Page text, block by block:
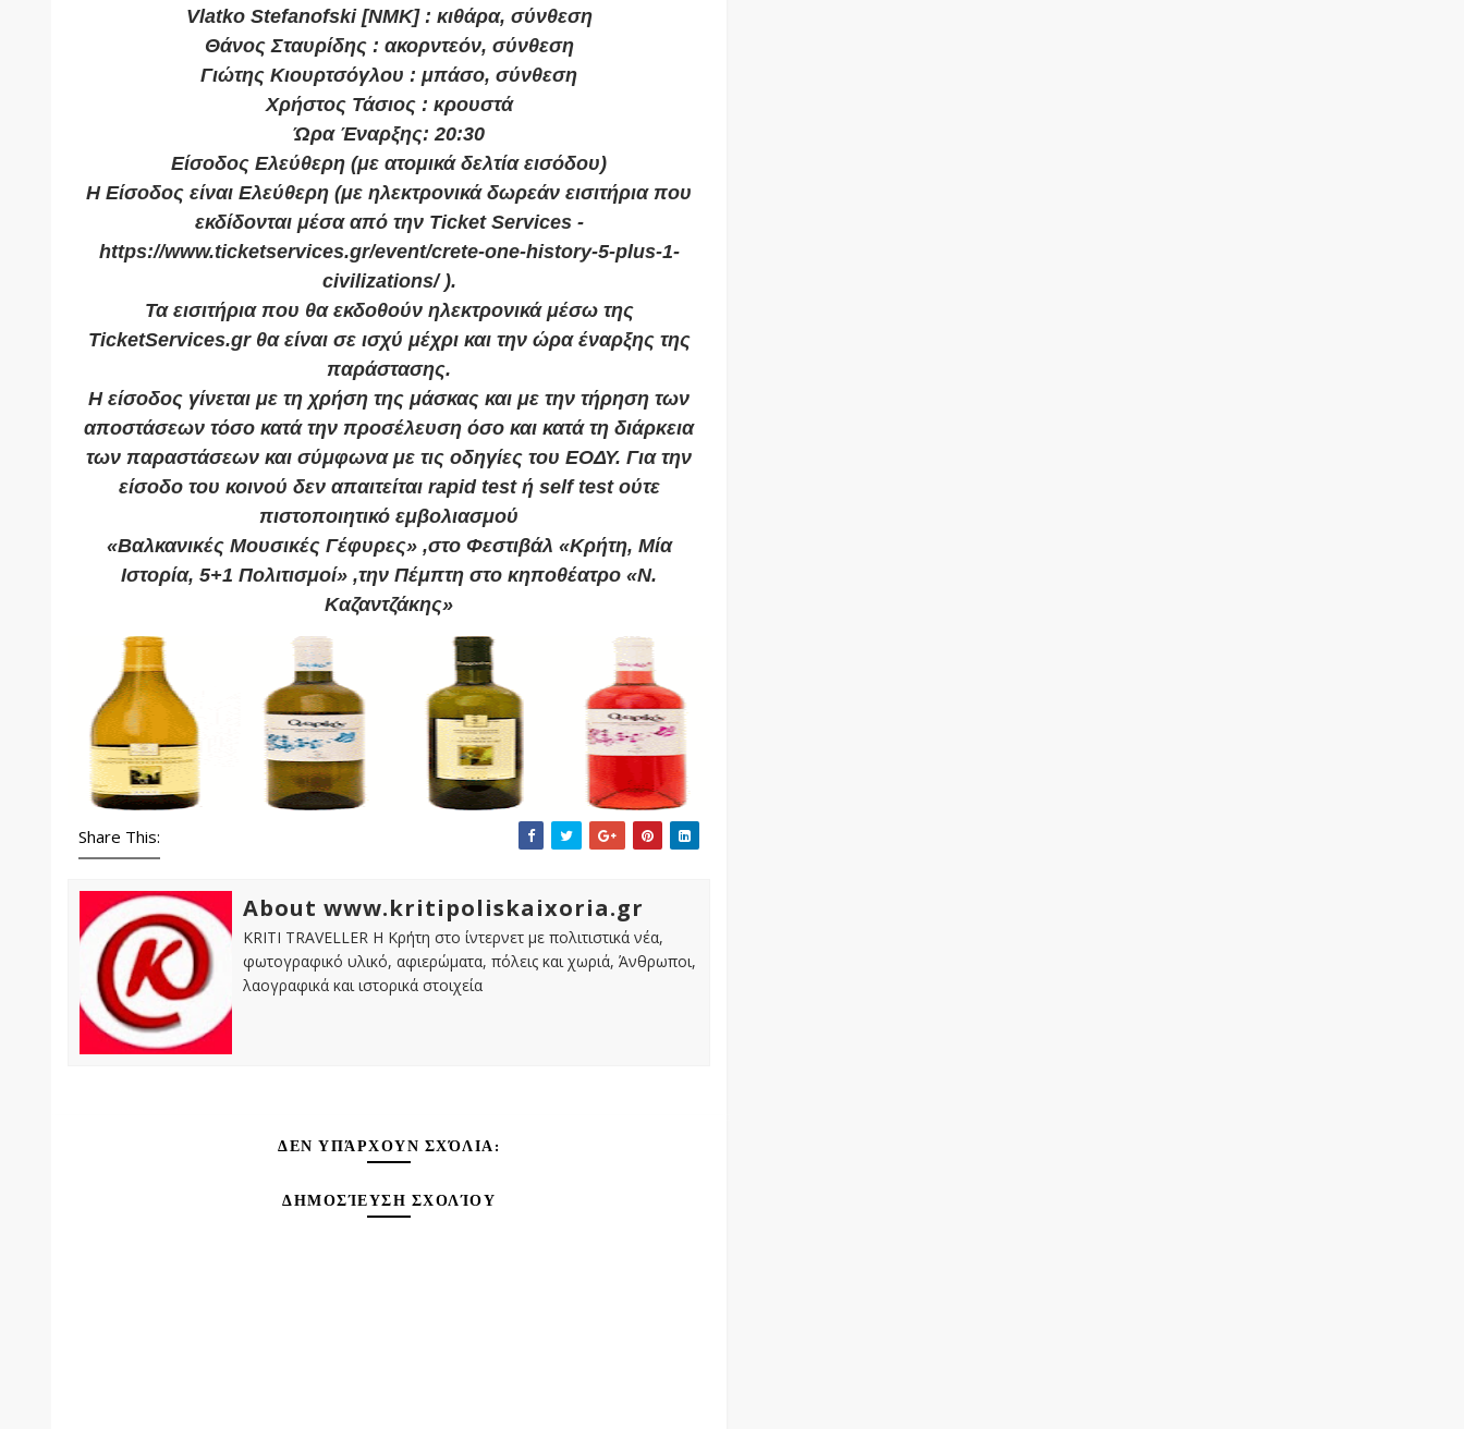
Vlatko Stefanofski [NMK] : κιθάρα, σύνθεση
Θάνος Σταυρίδης : ακορντεόν, σύνθεση
Γιώτης Κιουρτσόγλου : μπάσο, σύνθεση
Χρήστος Τάσιος : κρουστά
Ώρα Έναρξης: 20:30
Είσοδος Ελεύθερη (με ατομικά δελτία εισόδου)
Η Είσοδος είναι Ελεύθερη (με ηλεκτρονικά δωρεάν εισιτήρια που
εκδίδονται μέσα από την Ticket Services -
https://www.ticketservices.gr/event/crete-one-history-5-plus-1-
civilizations/ ).
Τα εισιτήρια που θα εκδοθούν ηλεκτρονικά μέσω της
TicketServices.gr θα είναι σε ισχύ μέχρι και την ώρα έναρξης της
παράστασης.
Η είσοδος γίνεται με τη χρήση της μάσκας και με την τήρηση των
αποστάσεων τόσο κατά την προσέλευση όσο και κατά τη διάρκεια
των παραστάσεων και σύμφωνα με τις οδηγίες του ΕΟΔΥ. Για την
είσοδο του κοινού δεν απαιτείται rapid test ή self test ούτε
πιστοποιητικό εμβολιασμού
«Βαλκανικές Μουσικές Γέφυρες» ,στο Φεστιβάλ «Κρήτη, Μία
Ιστορία, 5+1 Πολιτισμοί» ,την Πέμπτη στο κηποθέατρο «Ν.
Καζαντζάκης»
Share This:
About www.kritipoliskaixoria.gr
KRITI TRAVELLER Η Κρήτη στο ίντερνετ με πολιτιστικά νέα,
φωτογραφικό υλικό, αφιερώματα, πόλεις και χωριά, Άνθρωποι,
λαογραφικά και ιστορικά στοιχεία
ΔΕΝ ΥΠΆΡΧΟΥΝ ΣΧΌΛΙΑ:
ΔΗΜΟΣΊΕΥΣΗ ΣΧΟΛΊΟΥ